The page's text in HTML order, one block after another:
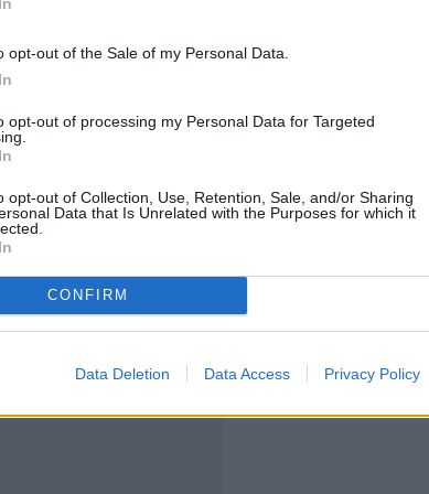
opt-out of the Sale of my Personal Data.
opt-out of processing my Personal Data for Targeted
opt-out of Collection, Use, Retention, Sale, and/or Sharing
Data that Is Unrelated with the Purposes for which it
CONFIRM
Data Deletion Data Access Privacy Policy
θεωρούνται επικεφαλής της οργάνωσης και μετά
κράτηση ενώ τα 10 αφέθηκαν ελεύθερα με
πως στη δικογραφία που σχηματίσθηκε
φέρονται εμπλεκόμενα στα ίδια αδικήματα.
νομικών προσώπων, 46 κινητά τηλέφωνα, 7
πολυτελές Ι.Χ.Φ., 10 ρολόγια χειρός
139.696 ευρώ.